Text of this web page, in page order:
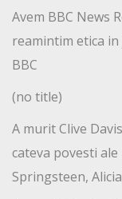
Avem BBC News
reamintim etica
BBC
(no title)
A murit Clive
cateva povesti
Springsteen,